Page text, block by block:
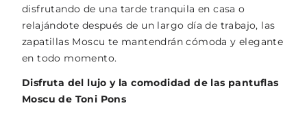
disfrutando de una tarde tranquila en casa o
relajándote después de un largo día de trabajo, las
zapatillas Moscu te mantendrán cómoda y elegante
en todo momento.
Disfruta del lujo y la comodidad de las pantuflas
Moscu de Toni Pons